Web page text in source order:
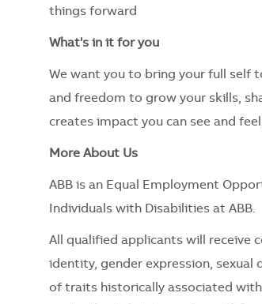
things forward
What's in it for you
We want you to bring your full self
and freedom to grow your skills,
creates impact you can see and
More About Us
ABB is an Equal Employment
Individuals with Disabilities at ABB.
All qualified applicants will receive
identity, gender expression,
of traits historically associated